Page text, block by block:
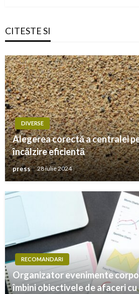
CITESTE SI
DIVERSE
Alegerea corectă a centralei
încălzire eficientă
press 28 iulie 2024
RECOMANDARI
Organizator evenimente
îmbini obiectivele de afaceri